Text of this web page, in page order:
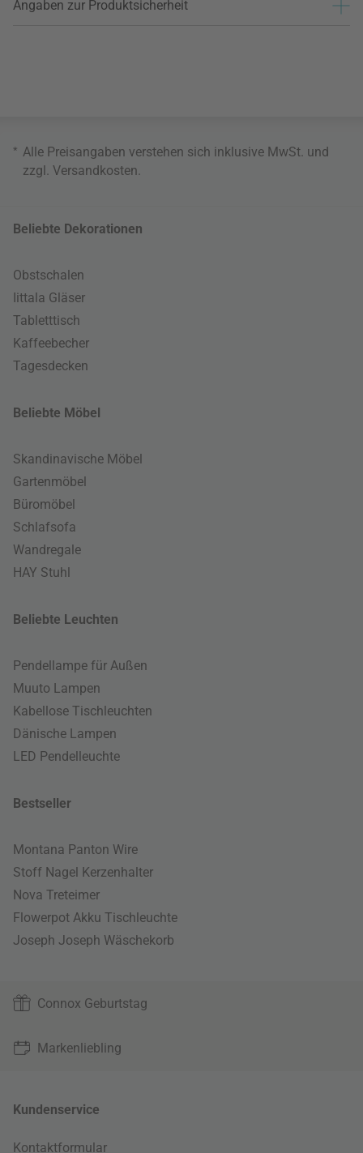
Angaben zur Produktsicherheit
* Alle Preisangaben verstehen sich inklusive MwSt. und
zzgl. Versandkosten
Beliebte Dekorationen
Obstschalen
Iittala Gläser
Tabletttisch
Kaffeebecher
Tagesdecken
Beliebte Möbel
Skandinavische Möbel
Gartenmöbel
Büromöbel
Schlafsofa
Wandregale
HAY Stuhl
Beliebte Leuchten
Pendellampe für Außen
Muuto Lampen
Kabellose Tischleuchten
Dänische Lampen
LED Pendelleuchte
Bestseller
Montana Panton Wire
Stoff Nagel Kerzenhalter
Nova Treteimer
Flowerpot Akku Tischleuchte
Joseph Joseph Wäschekorb
Connox Geburtstag
Markenliebling
Kundenservice
Kontaktformular